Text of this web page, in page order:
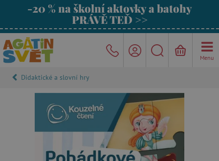
-20 % na školní aktovky a batohy
PRÁVĚ TEĎ >>
Menu
Didaktické a slovní hry